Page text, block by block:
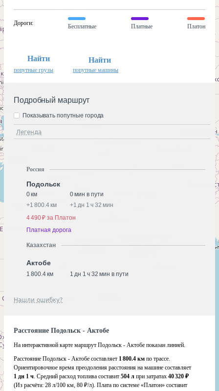
Дороги:
Бесплатные Платные Платон
Найти
попутные грузы
Найти
попутные машины
Подробный маршрут
Легенда
Показывать попутные города
Россия
Подольск
0 км
0 мин в пути
+1 800.4 км +1 дн 1 ч 32 мин
4 490 ₽ за Платон
Платная дорога
Казахстан
Актобе
1 800.4 км 1 дн 1 ч 32 мин в пути
Нашли ошибку?
Расстояние Подольск - Актобе
На интерактивной карте маршрут Подольск - Актобе показан линией.
Расстояние Подольск - Актобе составляет 1 800.4 км по трассе.
Ориентировочное время преодоления расстояния на машине составляет
1 дн 1 ч. Средний расход топлива составит 504 л при затратах 40 320 ₽
(Из расчёта: 28 л/100 км, 80 ₽/л). Плата по системе «Платон» составит